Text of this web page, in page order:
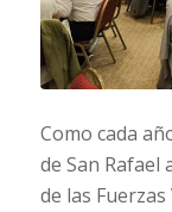
Como cada
de San
de las